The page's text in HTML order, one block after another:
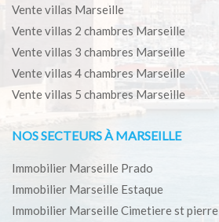
Vente villas Marseille
Vente villas 2 chambres Marseille
Vente villas 3 chambres Marseille
Vente villas 4 chambres Marseille
Vente villas 5 chambres Marseille
NOS SECTEURS À MARSEILLE
Immobilier Marseille Prado
Immobilier Marseille Estaque
Immobilier Marseille Cimetiere st pierre